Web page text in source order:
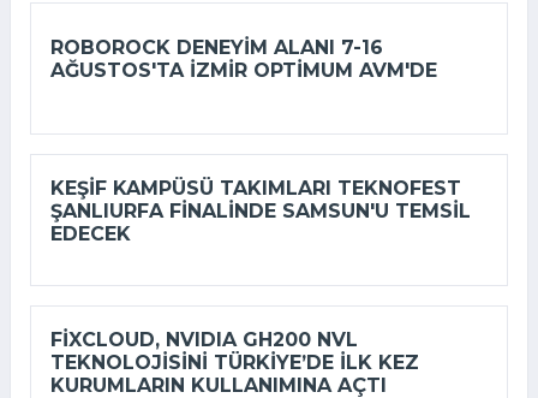
ROBOROCK DENEYIM ALANI 7-16
AĞUSTOS'TA İZMIR OPTIMUM AVM'DE
KEŞIF KAMPÜSÜ TAKIMLARI TEKNOFEST
ŞANLIURFA FINALINDE SAMSUN'U TEMSIL
EDECEK
FIXCLOUD, NVIDIA GH200 NVL
TEKNOLOJISINI TÜRKIYE’DE ILK KEZ
KURUMLARIN KULLANIMINA AÇTI